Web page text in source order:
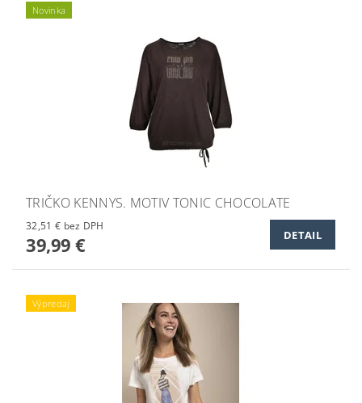
Novinka
TRIČKO KENNYS. MOTIV TONIC CHOCOLATE
32,51 € bez DPH
39,99 € DETAIL
Výpredaj